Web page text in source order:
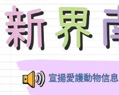
宣揚愛護動物信息